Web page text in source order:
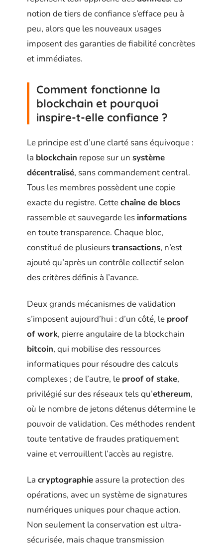
notion de tiers de confiance s’efface peu à
peu, alors que les nouveaux usages
imposent des garanties de fiabilité concrètes
et immédiates.
Comment fonctionne la
blockchain et pourquoi
inspire-t-elle confiance ?
Le principe est d’une clarté sans équivoque :
la blockchain repose sur un système
décentralisé, sans commandement central.
Tous les membres possèdent une copie
exacte du registre. Cettechaîne de blocs
rassemble et sauvegarde les informations
en toute transparence. Chaque bloc,
constitué de plusieurstransactions, n’est
ajouté qu’après un contrôle collectif selon
des critères définis à l’avance.
Deux grands mécanismes de validation
s’imposent aujourd’hui : d’un côté, le proof
of work, pierre angulaire de la blockchain
bitcoin, qui mobilise des ressources
informatiques pour résoudre des calculs
complexes ; de l’autre, le proof of stake,
privilégié sur des réseaux tels qu’ethereum,
où le nombre de jetons détenus détermine le
pouvoir de validation. Ces méthodes rendent
toute tentative de fraudes pratiquement
vaine et verrouillent l’accès au registre.
La cryptographie assure la protection des
opérations, avec un système de signatures
numériques uniques pour chaque action.
Non seulement la conservation est ultra-
sécurisée, mais chaque transmission